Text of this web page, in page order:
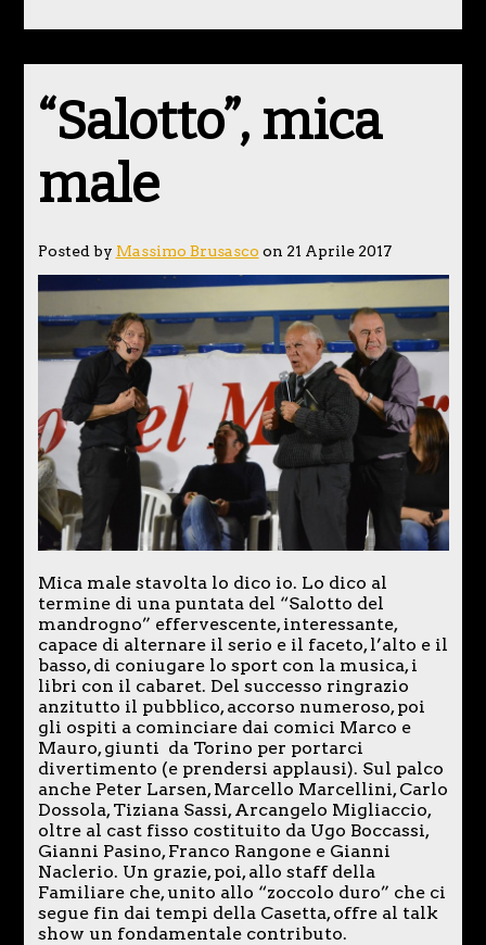
“Salotto”, mica
male
Posted by Massimo Brusasco on 21 Aprile 2017
Mica male stavolta lo dico io. Lo dico al
termine di una puntata del “Salotto del
mandrogno” effervescente, interessante,
capace di alternare il serio e il faceto, l’alto e il
basso, di coniugare lo sport con la musica, i
libri con il cabaret. Del successo ringrazio
anzitutto il pubblico, accorso numeroso, poi
gli ospiti a cominciare dai comici Marco e
Mauro, giunti da Torino per portarci
divertimento (e prendersi applausi). Sul palco
anche Peter Larsen, Marcello Marcellini, Carlo
Dossola, Tiziana Sassi, Arcangelo Migliaccio,
oltre al cast fisso costituito da Ugo Boccassi,
Gianni Pasino, Franco Rangone e Gianni
Naclerio. Un grazie, poi, allo staff della
Familiare che, unito allo “zoccolo duro” che ci
segue fin dai tempi della Casetta, offre al talk
show un fondamentale contributo.